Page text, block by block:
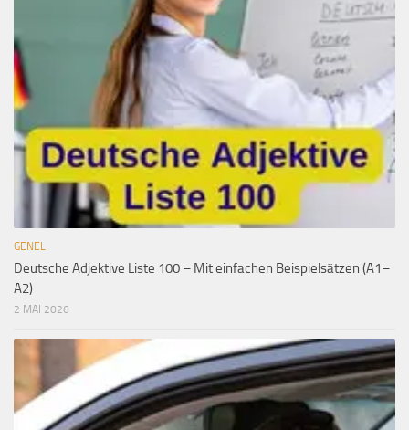
GENEL
Deutsche Adjektive Liste 100 – Mit einfachen Beispielsätzen (A1–
A2)
2 MAI 2026